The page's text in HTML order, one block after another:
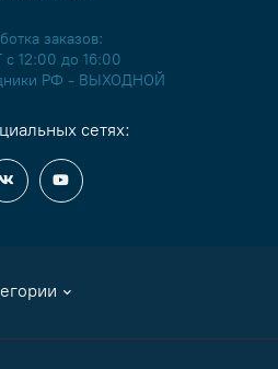
заказов:
12:00 до 16:00
РФ - ВЫХОДНОЙ
сетях: